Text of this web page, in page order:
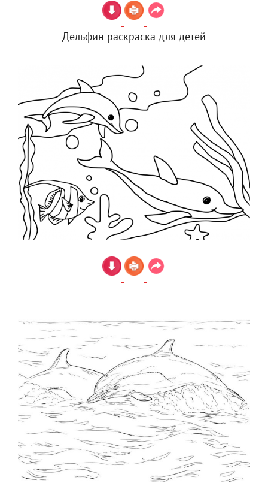
Дельфин раскраска для детей